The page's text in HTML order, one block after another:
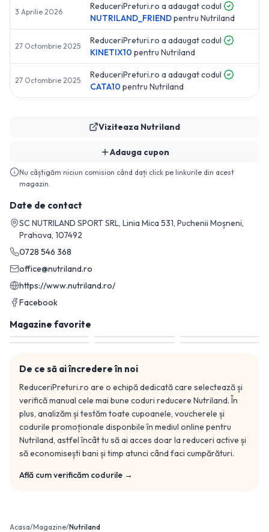
Viziteaza Nutriland
Adauga cupon
Nu câștigăm niciun comision când dați click pe linkurile din acest
magazin.
Date de contact
SC NUTRILAND SPORT SRL, Linia Mica 531, Puchenii Moșneni,
Prahova, 107492
0728 546 368
office@nutriland.ro
https://www.nutriland.ro/
Facebook
Magazine favorite
De ce să ai încredere în noi
ReduceriPreturi.ro are o echipă dedicată care selectează și
verifică manual cele mai bune coduri reducere Nutriland. În
plus, analizăm și testăm toate cupoanele, voucherele și
codurile promoționale disponbile în mediul online pentru
Nutriland, astfel încât tu să ai acces doar la reduceri active și
să economisești bani și timp atunci când faci cumpărături.
Află cum verificăm codurile →
3 Aprilie 2026
ReduceriPreturi.ro a adaugat codul
NUTRILAND_FRIENDpentru Nutriland
27 Octombrie 2025
ReduceriPreturi.ro a adaugat codul
KINETIX10 pentru Nutriland
27 Octombrie 2025
ReduceriPreturi.ro a adaugat codul
CATA10 pentru Nutriland
Acasa/Magazine/Nutriland